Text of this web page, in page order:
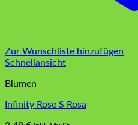
Zur Wunschliste hinzufügen
Schnellansicht
Blumen
Infinity Rose S Rosa